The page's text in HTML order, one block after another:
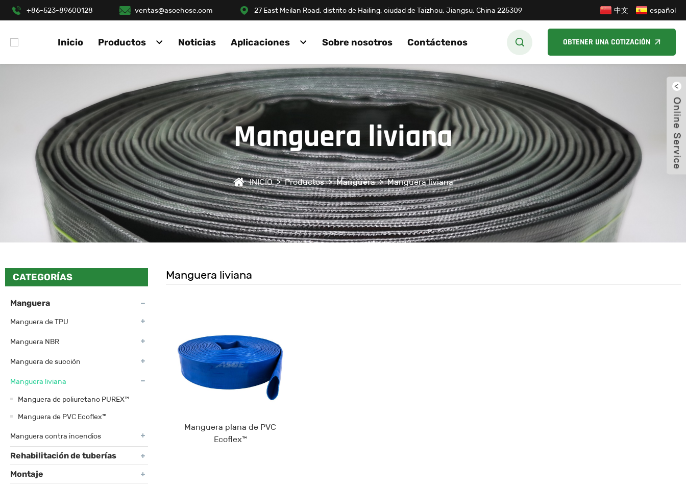
+86-523-89600128 ventas@asoehose.com 27 East Meilan Road, distrito de Hailing, ciudad de Taizhou, Jiangsu, China 225309 中文 español
Inicio Productos Noticias Aplicaciones Sobre nosotros Contáctenos OBTENER UNA COTIZACIÓN
Manguera liviana
INICIO>Productos>Manguera>Manguera liviana
CATEGORÍAS
Manguera
Manguera de TPU
Manguera NBR
Manguera de succión
Manguera liviana
Manguera de poliuretano PUREX™
Manguera de PVC Ecoflex™
Manguera contra incendios
Rehabilitación de tuberías
Montaje
Manguera liviana
Manguera plana de PVC
Ecoflex™